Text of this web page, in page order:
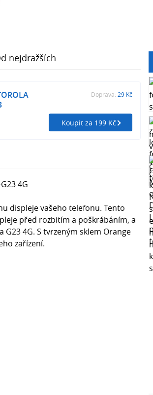
nejdražších
Doprava: 29 Kč
Koupit za 199 Kč
4G
displeje vašeho telefonu. Tento
před rozbitím a poškrábáním, a
G23 4G. S tvrzeným sklem Orange
zařízení.
oleofobnímu povlaku